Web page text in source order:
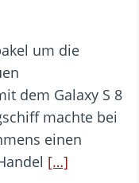
um die
dem Galaxy S 8
machte bei
einen
[…]